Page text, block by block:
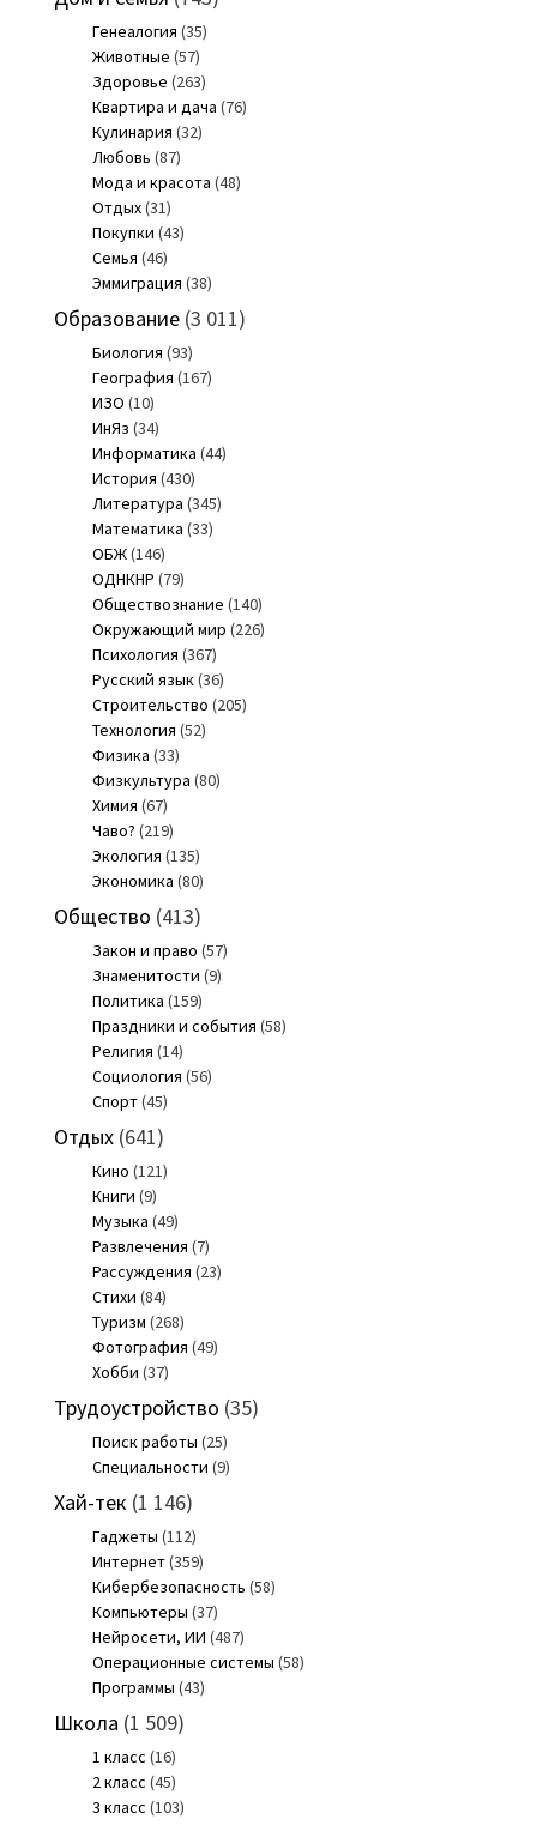
Генеалогия (35)
Животные (57)
Здоровье (263)
Квартира и дача (76)
Кулинария (32)
Любовь (87)
Мода и красота (48)
Отдых(31)
Покупки (43)
Семья (46)
Эммиграция (38)
Образование(3 011)
Биология (93)
География (167)
ИЗО (10)
ИнЯз (34)
Информатика (44)
История (430)
Литература (345)
Математика (33)
ОБЖ(146)
ОДНКНР (79)
Обществознание (140)
Окружающий мир (226)
Психология (367)
Русский язык(36)
Строительство (205)
Технология (52)
Физика (33)
Физкультура (80)
Химия (67)
Чаво? (219)
Экология (135)
Экономика (80)
Общество (413)
Закон и право (57)
Знаменитости (9)
Политика (159)
Праздники и события (58)
Религия (14)
Социология (56)
Спорт(45)
Отдых(641)
Кино (121)
Книги (9)
Музыка (49)
Развлечения (7)
Рассуждения (23)
Стихи (84)
Туризм (268)
Фотография (49)
Хобби (37)
Трудоустройство (35)
Поиск работы (25)
Специальности (9)
Хай-тек (1 146)
Гаджеты (112)
Интернет(359)
Кибербезопасность (58)
Компьютеры (37)
Нейросети, ИИ (487)
Операционные системы (58)
Программы (43)
Школа (1 509)
1 класс (16)
2 класс (45)
3 класс (103)